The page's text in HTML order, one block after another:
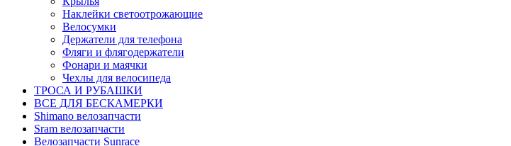
Наклейки светоотрожающие
Велосумки
Держатели для телефона
Фляги и флягодержатели
Фонари и маячки
Чехлы для велосипеда
ТРОСА И РУБАШКИ
ВСЕ ДЛЯ БЕСКАМЕРКИ
Shimano велозапчасти
Sram велозапчасти
Велозапчасти Sunrace